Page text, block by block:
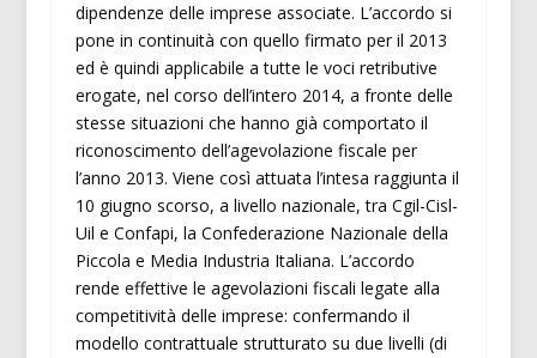
dipendenze delle imprese associate. L’accordo si
pone in continuità con quello firmato per il 2013
ed è quindi applicabile a tutte le voci retributive
erogate, nel corso dell’intero 2014, a fronte delle
stesse situazioni che hanno già comportato il
riconoscimento dell’agevolazione fiscale per
l’anno 2013. Viene così attuata l’intesa raggiunta il
10 giugno scorso, a livello nazionale, tra Cgil-Cisl-
Uil e Confapi, la Confederazione Nazionale della
Piccola e Media Industria Italiana. L’accordo
rende effettive le agevolazioni fiscali legate alla
competitività delle imprese: confermando il
modello contrattuale strutturato su due livelli (di